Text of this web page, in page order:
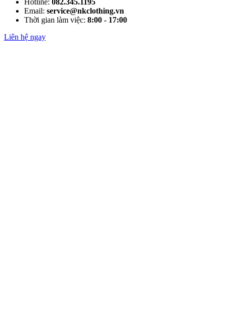
Hotline: 082.345.1195
Email: service@nkclothing.vn
Thời gian làm việc: 8:00 - 17:00
Liên hệ ngay